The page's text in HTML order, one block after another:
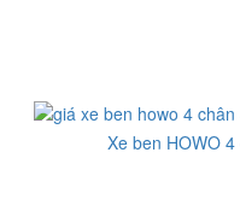
Xe ben HOWO